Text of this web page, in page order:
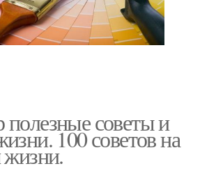
советы и
100 советов на
жизни.